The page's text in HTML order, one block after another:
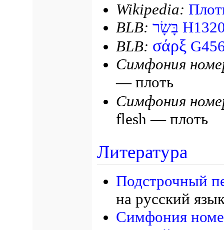
Wikipedia:
BLB: בָּשָׂר
BLB: σάρξ
Симфония
— плоть
Симфония
flesh — плоть
Литература
Подстрочный
на русский
Симфония